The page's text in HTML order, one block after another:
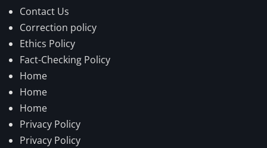
Contact Us
Correction policy
Ethics Policy
Fact-Checking Policy
Home
Home
Home
Privacy Policy
Privacy Policy